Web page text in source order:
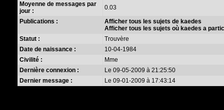
Moyenne de messages par
jour :
0.03
Publications :
Afficher tous les sujets de kaedes
Afficher tous les sujets où kaedes a
Statut :
Trouvère
Date de naissance :
10-04-1984
Civilité :
Mme
Dernière connexion :
Le 09-05-2009 à 21:25:50
Dernier message :
Le 09-01-2009 à 17:43:14